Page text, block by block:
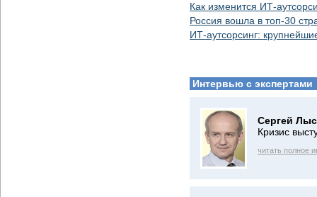
Как изменится ИТ-
Россия вошла в топ-30
ИТ-аутсорсинг:
Интервью с экспертами
Сергей
Кризис
читать полное